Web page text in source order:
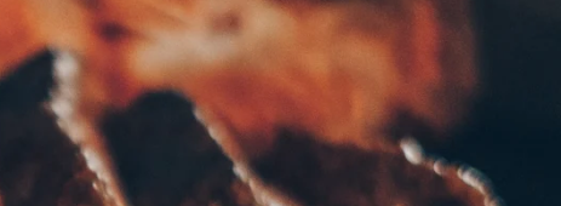
Cocina del día a día
Clases de cocina con
Cookidoo®